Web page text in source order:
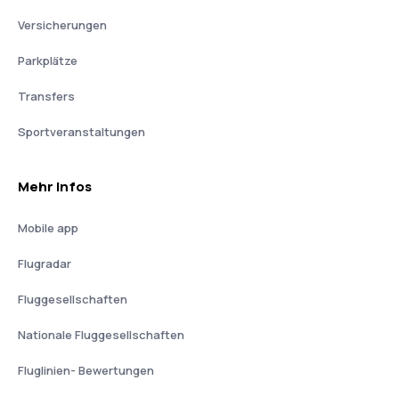
Versicherungen
Parkplätze
Transfers
Sportveranstaltungen
Mehr Infos
Mobile app
Flugradar
Fluggesellschaften
Nationale Fluggesellschaften
Fluglinien- Bewertungen